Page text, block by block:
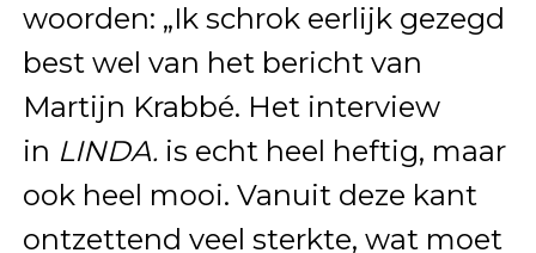
woorden: „Ik schrok eerlijk gezegd
best wel van het bericht van
Martijn Krabbé. Het interview
in LINDA.is echt heel heftig, maar
ook heel mooi. Vanuit deze kant
ontzettend veel sterkte, wat moet